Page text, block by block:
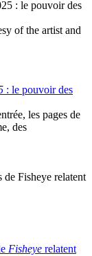
of the artist and
: le pouvoir des
les pages de
des
Fisheye relatent